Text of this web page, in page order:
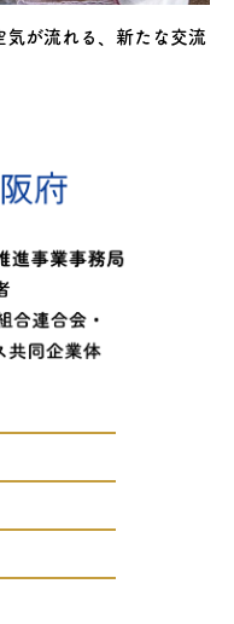
が流れる、新たな交流